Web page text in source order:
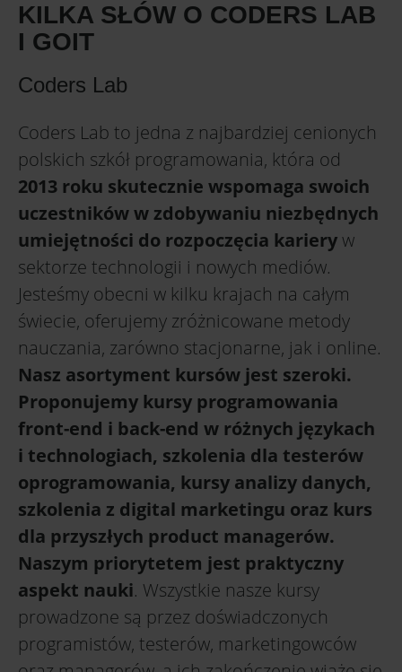
KILKA SŁÓW O CODERS LAB
I GOIT
Coders Lab
Coders Lab to jedna z najbardziej cenionych
polskich szkół programowania, która od
2013 roku skutecznie wspomaga swoich
uczestników w zdobywaniu niezbędnych
umiejętności do rozpoczęcia karieryw
sektorze technologii i nowych mediów.
Jesteśmy obecni w kilku krajach na całym
świecie, oferujemy zróżnicowane metody
nauczania, zarówno stacjonarne, jak i online.
Nasz asortyment kursów jest szeroki.
Proponujemy kursy programowania
front-end i back-end w różnych językach
i technologiach, szkolenia dla testerów
oprogramowania, kursy analizy danych,
szkolenia z digital marketingu oraz kurs
dla przyszłych product managerów.
Naszym priorytetem jest praktyczny
aspekt nauki. Wszystkie nasze kursy
prowadzone są przez doświadczonych
programistów, testerów, marketingowców